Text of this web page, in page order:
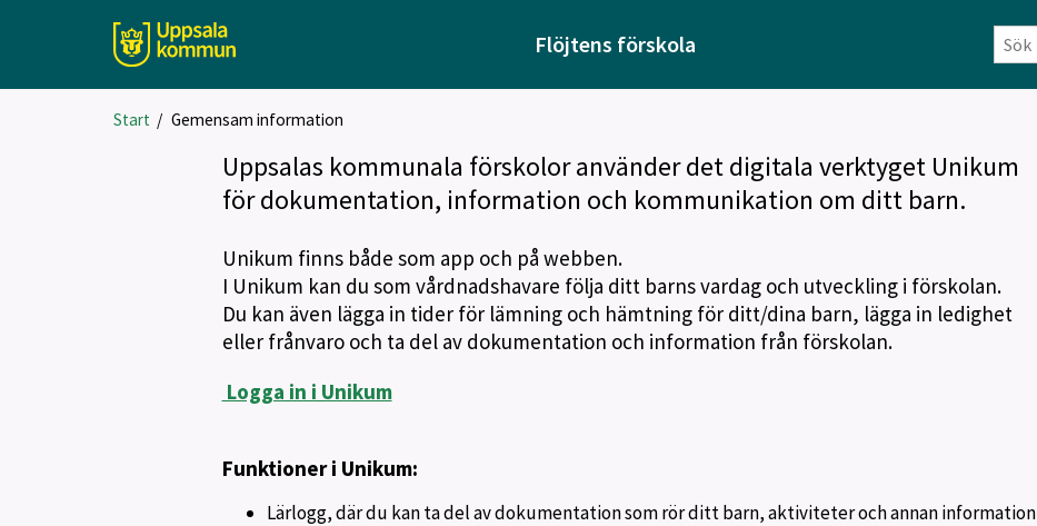
Flöjtens förskola
Start / Gemensam information
Uppsalas kommunala förskolor använder det digitala verktyget Unikum
för dokumentation, information och kommunikation om ditt barn.
Unikum finns både som app och på webben.
I Unikum kan du som vårdnadshavare följa ditt barns vardag och utveckling i förskolan.
Du kan även lägga in tider för lämning och hämtning för ditt/dina barn, lägga in ledighet
eller frånvaro och ta del av dokumentation och information från förskolan.
Logga in i Unikum
Funktioner i Unikum:
Lärlogg, där du kan ta del av dokumentation som rör ditt barn, aktiviteter och annan information